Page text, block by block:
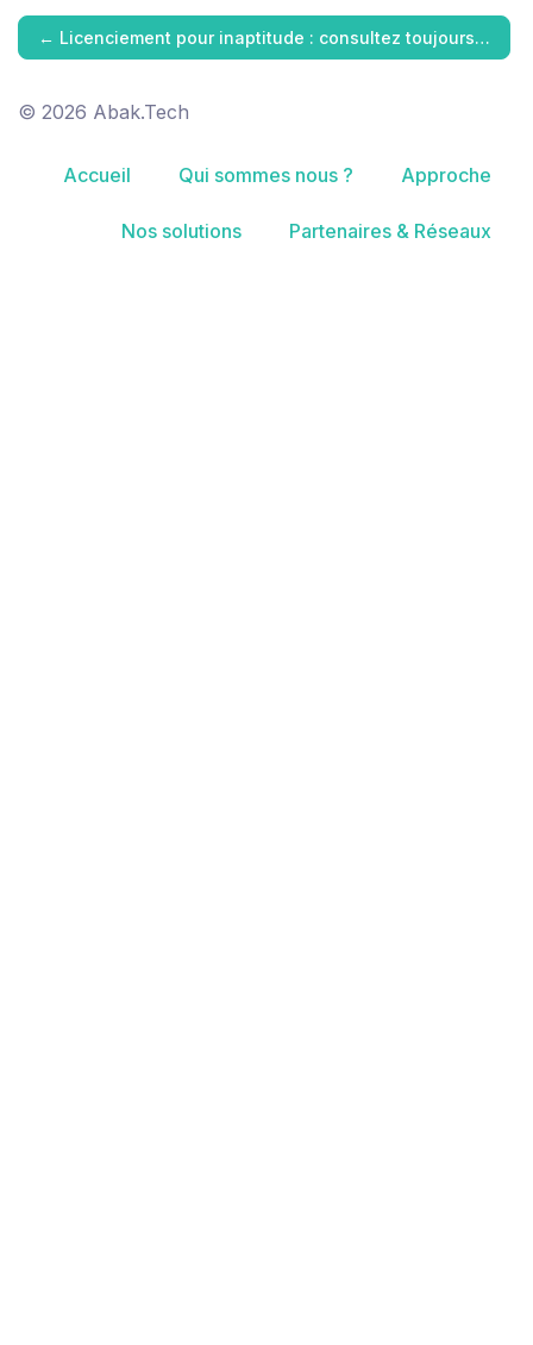
← Licenciement pour inaptitude : consultez toujours…
© 2026 Abak.Tech
Accueil Qui sommes nous ? Approche
Nos solutions Partenaires & Réseaux